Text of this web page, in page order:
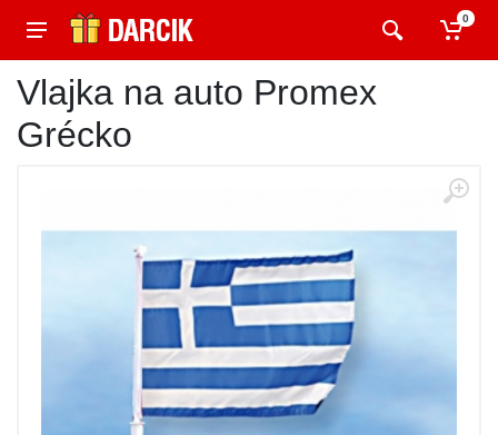
0
Vlajka na auto Promex
Grécko